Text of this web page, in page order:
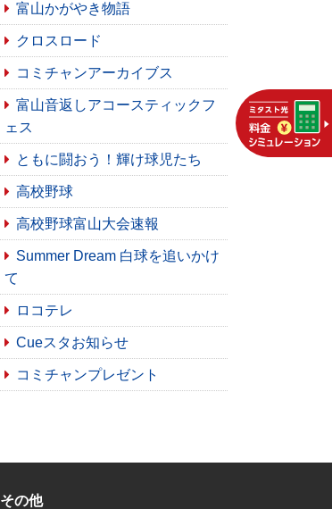
富山かがやき物語
クロスロード
コミチャンアーカイブス
富山音返しアコースティックフ
ェス
ともに闘おう！輝け球児たち
高校野球
高校野球富山大会速報
Summer Dream 白球を追いかけ
て
ロコテレ
Cueスタお知らせ
コミチャンプレゼント
その他